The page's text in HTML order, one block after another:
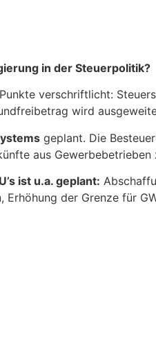
in der Steuerpolitik?
verschriftlicht:
wird
geplant. Die
aus
ist u.a. geplant:
der Grenze für